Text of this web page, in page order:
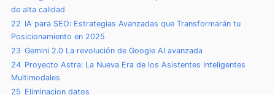
de alta calidad
22 IA para SEO: Estrategias Avanzadas que Transformarán tu
Posicionamiento en 2025
23 Gemini 2.0 La revolución de Google AI avanzada
24 Proyecto Astra: La Nueva Era de los Asistentes Inteligentes
Multimodales
25 Eliminacion datos